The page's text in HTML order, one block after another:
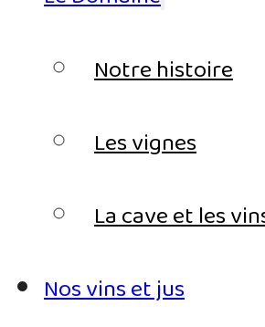
Notre histoire
Les vignes
La cave et les
Nos vins et jus